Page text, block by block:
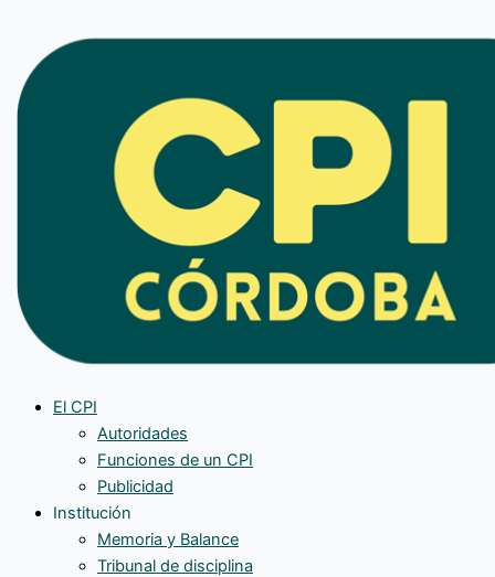
contenido
El CPI
Autoridades
Funciones de un CPI
Publicidad
Institución
Memoria y Balance
Tribunal de disciplina